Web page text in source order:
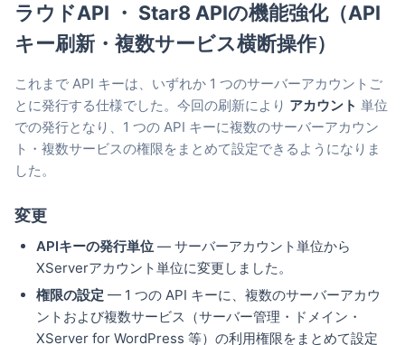
ラウドAPI ・ Star8 APIの機能強化（API
キー刷新・複数サービス横断操作）
これまで API キーは、いずれか 1 つのサーバーアカウントご
とに発行する仕様でした。今回の刷新により アカウント 単位
での発行となり、1 つの API キーに複数のサーバーアカウン
ト・複数サービスの権限をまとめて設定できるようになりま
した。
変更
APIキーの発行単位 — サーバーアカウント単位から
XServerアカウント単位に変更しました。
権限の設定 — 1 つの API キーに、複数のサーバーアカウ
ントおよび複数サービス（サーバー管理・ドメイン・
XServer for WordPress 等）の利用権限をまとめて設定